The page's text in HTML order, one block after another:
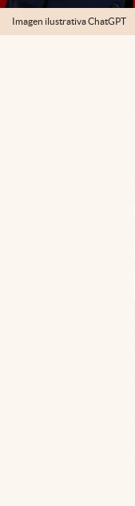
Imagen ilustrativa ChatGPT